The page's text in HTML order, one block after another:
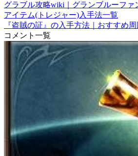
グラブル攻略wiki｜グランブルーファ
アイテム(トレジャー)入手法一覧
『盗賊の証』の入手方法｜おすすめ
コメント一覧